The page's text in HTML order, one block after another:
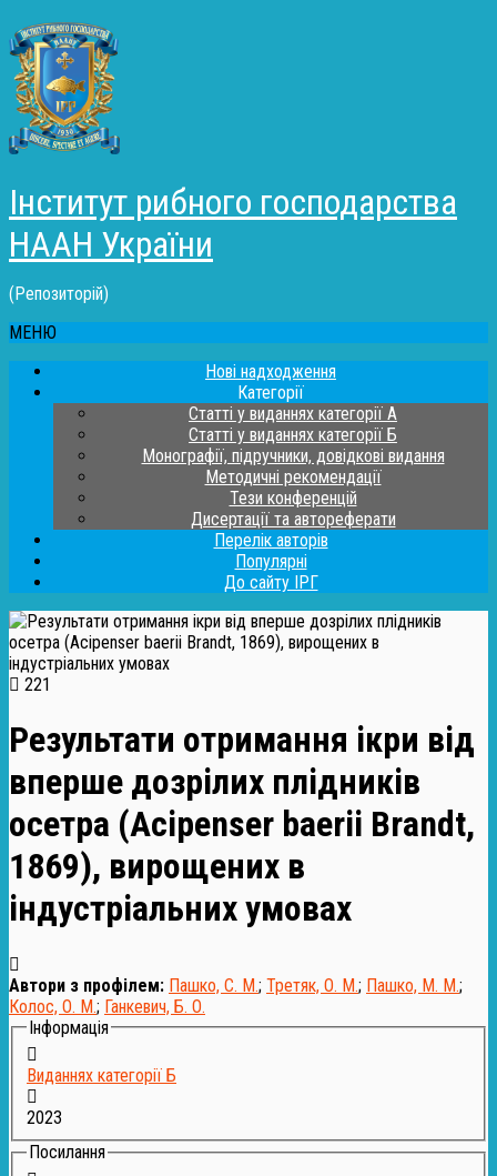
Інститут рибного господарства
НААН України
(Репозиторій)
МЕНЮ
Нові надходження
Категорії
Статті у виданнях категорії А
Статті у виданнях категорії Б
Монографії, підручники, довідкові видання
Методичні рекомендації
Тези конференцій
Дисертації та автореферати
Перелік авторів
Популярні
До сайту ІРГ
221
Результати отримання ікри від
вперше дозрілих плідників
осетра (Acipenser baerii Brandt,
1869), вирощених в
індустріальних умовах
Автори з профілем: Пашко, С. М.; Третяк, О. М.; Пашко, М. М.;
Колос, О. М.; Ганкевич, Б. О.
Інформація
Виданнях категорії Б
2023
Посилання